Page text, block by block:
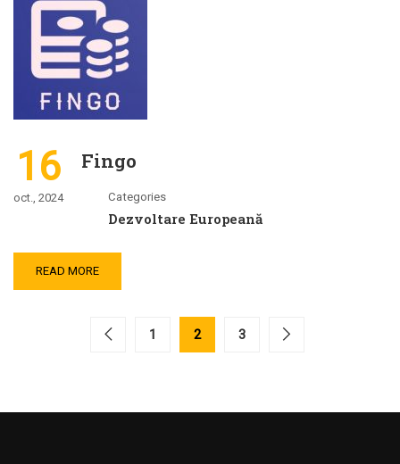
16
oct., 2024
Fingo
Categories
Dezvoltare Europeană
READ MORE
1 2 3